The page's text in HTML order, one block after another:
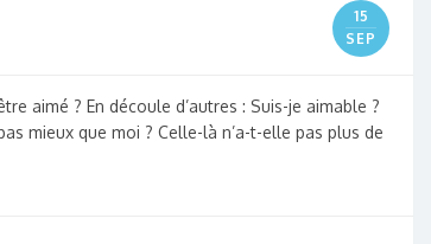
15
SEP
aimé ? En découle d’autres : Suis-je aimable ?
mieux que moi ? Celle-là n’a-t-elle pas plus de